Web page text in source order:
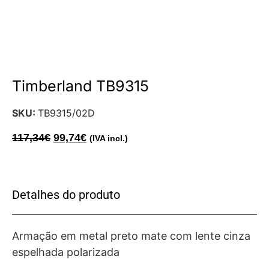
Timberland TB9315
SKU: TB9315/02D
117,34€ 99,74€ (IVA incl.)
Detalhes do produto
Armação em metal preto mate com lente cinza
espelhada polarizada